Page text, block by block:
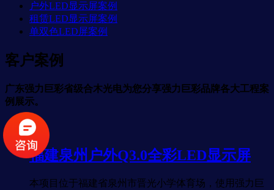
户外LED显示屏案例
租赁LED显示屏案例
单双色LED屏案例
客户案例
广东强力巨彩省级合木光电为您分享强力巨彩品牌各大工程案
例展示。
福建泉州户外Q3.0全彩LED显示屏
本项目位于福建省泉州市晋光小学体育场，使用强力巨